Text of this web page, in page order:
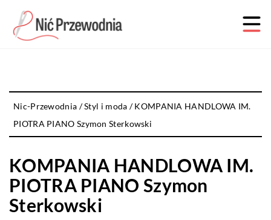
Nic-Przewodnia /Styl i moda /KOMPANIA HANDLOWA IM.
PIOTRA PIANO Szymon Sterkowski
KOMPANIA HANDLOWA IM.
PIOTRA PIANO Szymon
Sterkowski